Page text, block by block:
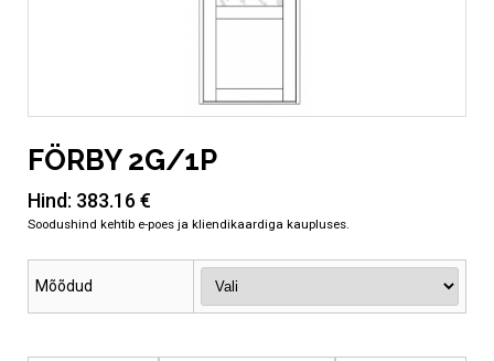
FÖRBY 2G/1P
Hind: 383.16€
Mõõdud